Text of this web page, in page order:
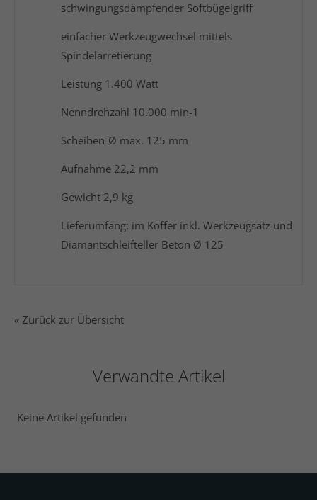
schwingungsdämpfender Softbügelgriff
einfacher Werkzeugwechsel mittels
Spindelarretierung
Leistung 1.400 Watt
Nenndrehzahl 10.000 min-1
Scheiben-Ø max. 125 mm
Aufnahme 22,2 mm
Gewicht 2,9 kg
Lieferumfang: im Koffer inkl. Werkzeugsatz und
Diamantschleifteller Beton Ø 125
« Zurück zur Übersicht
Verwandte Artikel
Keine Artikel gefunden